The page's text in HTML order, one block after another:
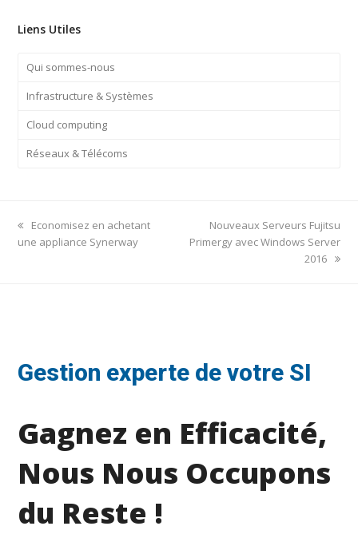
Liens Utiles
Qui sommes-nous
Infrastructure & Systèmes
Cloud computing
Réseaux & Télécoms
previous
post:
Economisez en achetant
une appliance Synerway
next
post:
Nouveaux Serveurs Fujitsu
Primergy avec Windows Server
2016
Gestion experte de votre SI
Gagnez en Efficacité,
Nous Nous Occupons
du Reste !